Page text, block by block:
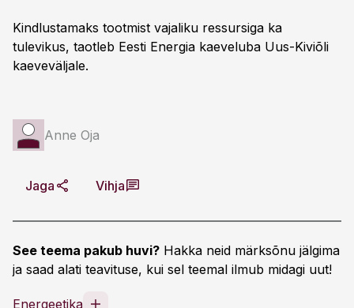
Kindlustamaks tootmist vajaliku ressursiga ka
tulevikus, taotleb Eesti Energia kaeveluba Uus-Kiviõli
kaeveväljale.
Anne Oja
Jaga Vihja
See teema pakub huvi? Hakka neid märksõnu jälgima
ja saad alati teavituse, kui sel teemal ilmub midagi uut!
Energeetika